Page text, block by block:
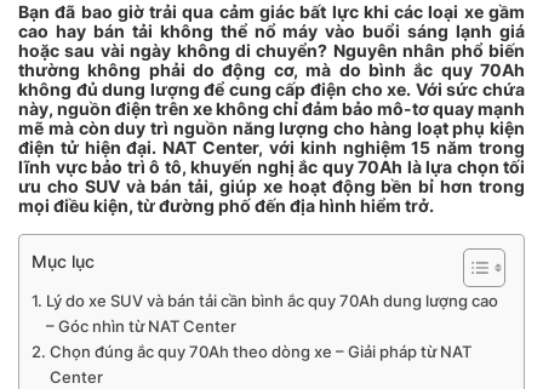
Bạn đã bao giờ trải qua cảm giác bất lực khi các loại xe gầm
cao hay bán tải không thể nổ máy vào buổi sáng lạnh giá
hoặc sau vài ngày không di chuyển? Nguyên nhân phổ biến
thường không phải do động cơ, mà do bình ắc quy 70Ah
không đủ dung lượng để cung cấp điện cho xe. Với sức chứa
này, nguồn điện trên xe không chỉ đảm bảo mô-tơ quay mạnh
mẽ mà còn duy trì nguồn năng lượng cho hàng loạt phụ kiện
điện tử hiện đại. NAT Center, với kinh nghiệm 15 năm trong
lĩnh vực bảo trì ô tô, khuyến nghị ắc quy 70Ah là lựa chọn tối
ưu cho SUV và bán tải, giúp xe hoạt động bền bỉ hơn trong
mọi điều kiện, từ đường phố đến địa hình hiểm trở.
Mục lục
Lý do xe SUV và bán tải cần bình ắc quy 70Ah dung lượng cao
– Góc nhìn từ NAT Center
Chọn đúng ắc quy 70Ah theo dòng xe – Giải pháp từ NAT
Center